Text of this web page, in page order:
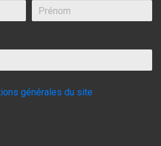
générales du site